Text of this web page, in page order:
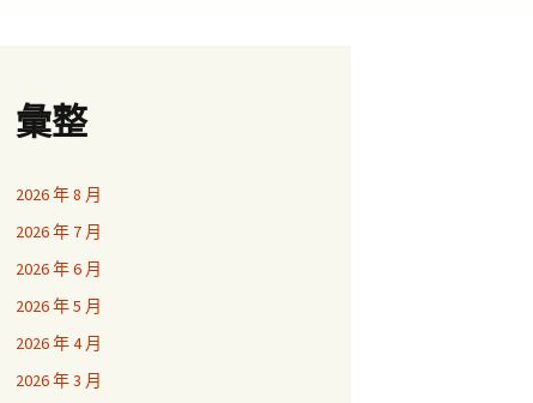
彙整
2026 年 8 月
2026 年 7 月
2026 年 6 月
2026 年 5 月
2026 年 4 月
2026 年 3 月